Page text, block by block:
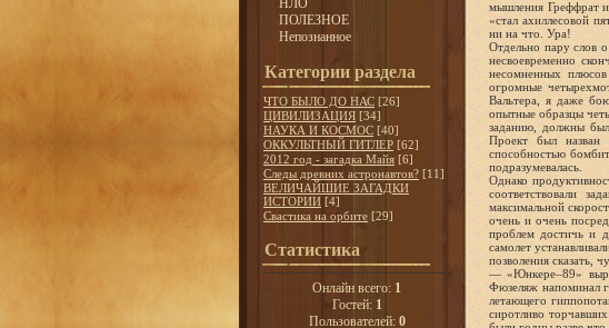
НЛО
ПОЛЕЗНОЕ
Непознанное
Категории раздела
ЧТО БЫЛО ДО НАС [26]
ЦИВИЛИЗАЦИЯ [34]
НАУКА И КОСМОС [40]
ОККУЛЬТНЫЙ ГИТЛЕР [62]
2012 год - загадка Майя [6]
Следы древних астронавтов? [11]
ВЕЛИЧАЙШИЕ ЗАГАДКИ
ИСТОРИИ [4]
Свастика на орбите [29]
Статистика
Онлайн всего: 1
Гостей: 1
Пользователей: 0
мышления Греффрат
«стал ахиллесовой
ни на что. Ура!
Отдельно пару слов
несвоевременно
несомненных
огромные
Вальтера, я даже
опытные образцы
заданию, должны
Проект был назван
способностью
подразумевалась.
Однако
соответствовали
максимальной
очень и очень
проблем достичь и
самолет
позволения сказать,
— «Юнкере–89»
Фюзеляж напоминал
летающего
сиротливо